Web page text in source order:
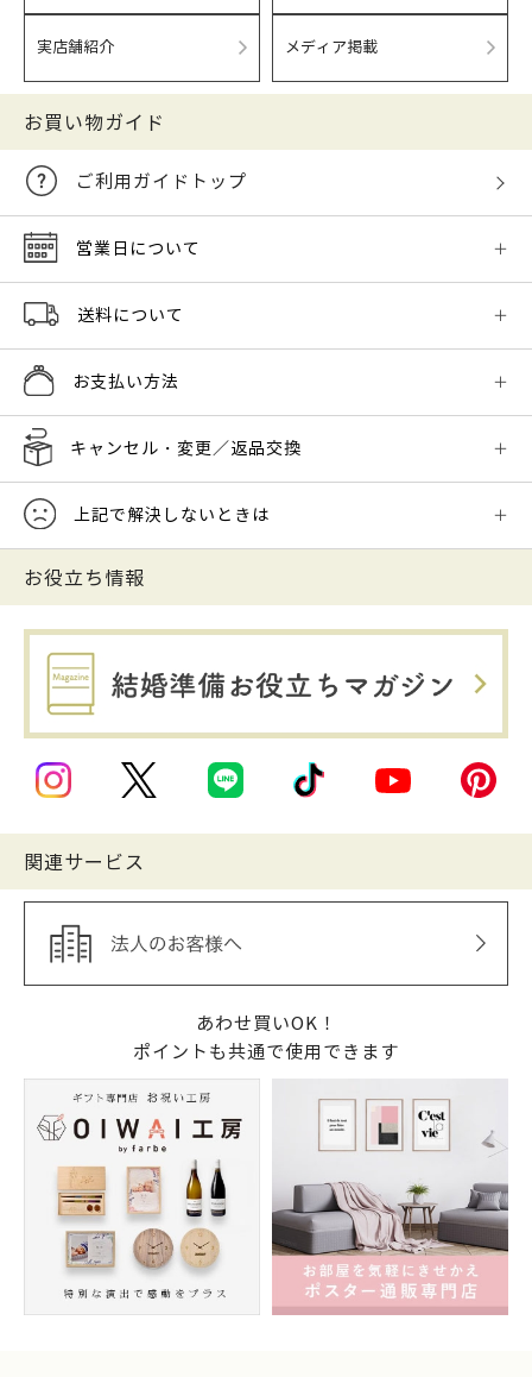
実店舗紹介 メディア掲載
お買い物ガイド
ご利用ガイドトップ
営業日について
送料について
お支払い方法
キャンセル・変更／返品交換
上記で解決しないときは
お役立ち情報
関連サービス
あわせ買いOK！
ポイントも共通で使用できます